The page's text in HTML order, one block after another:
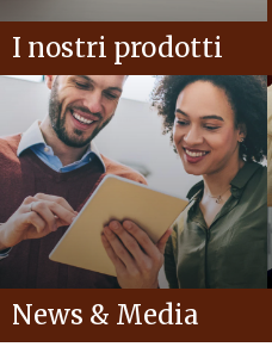
I nostri prodotti
News & Media